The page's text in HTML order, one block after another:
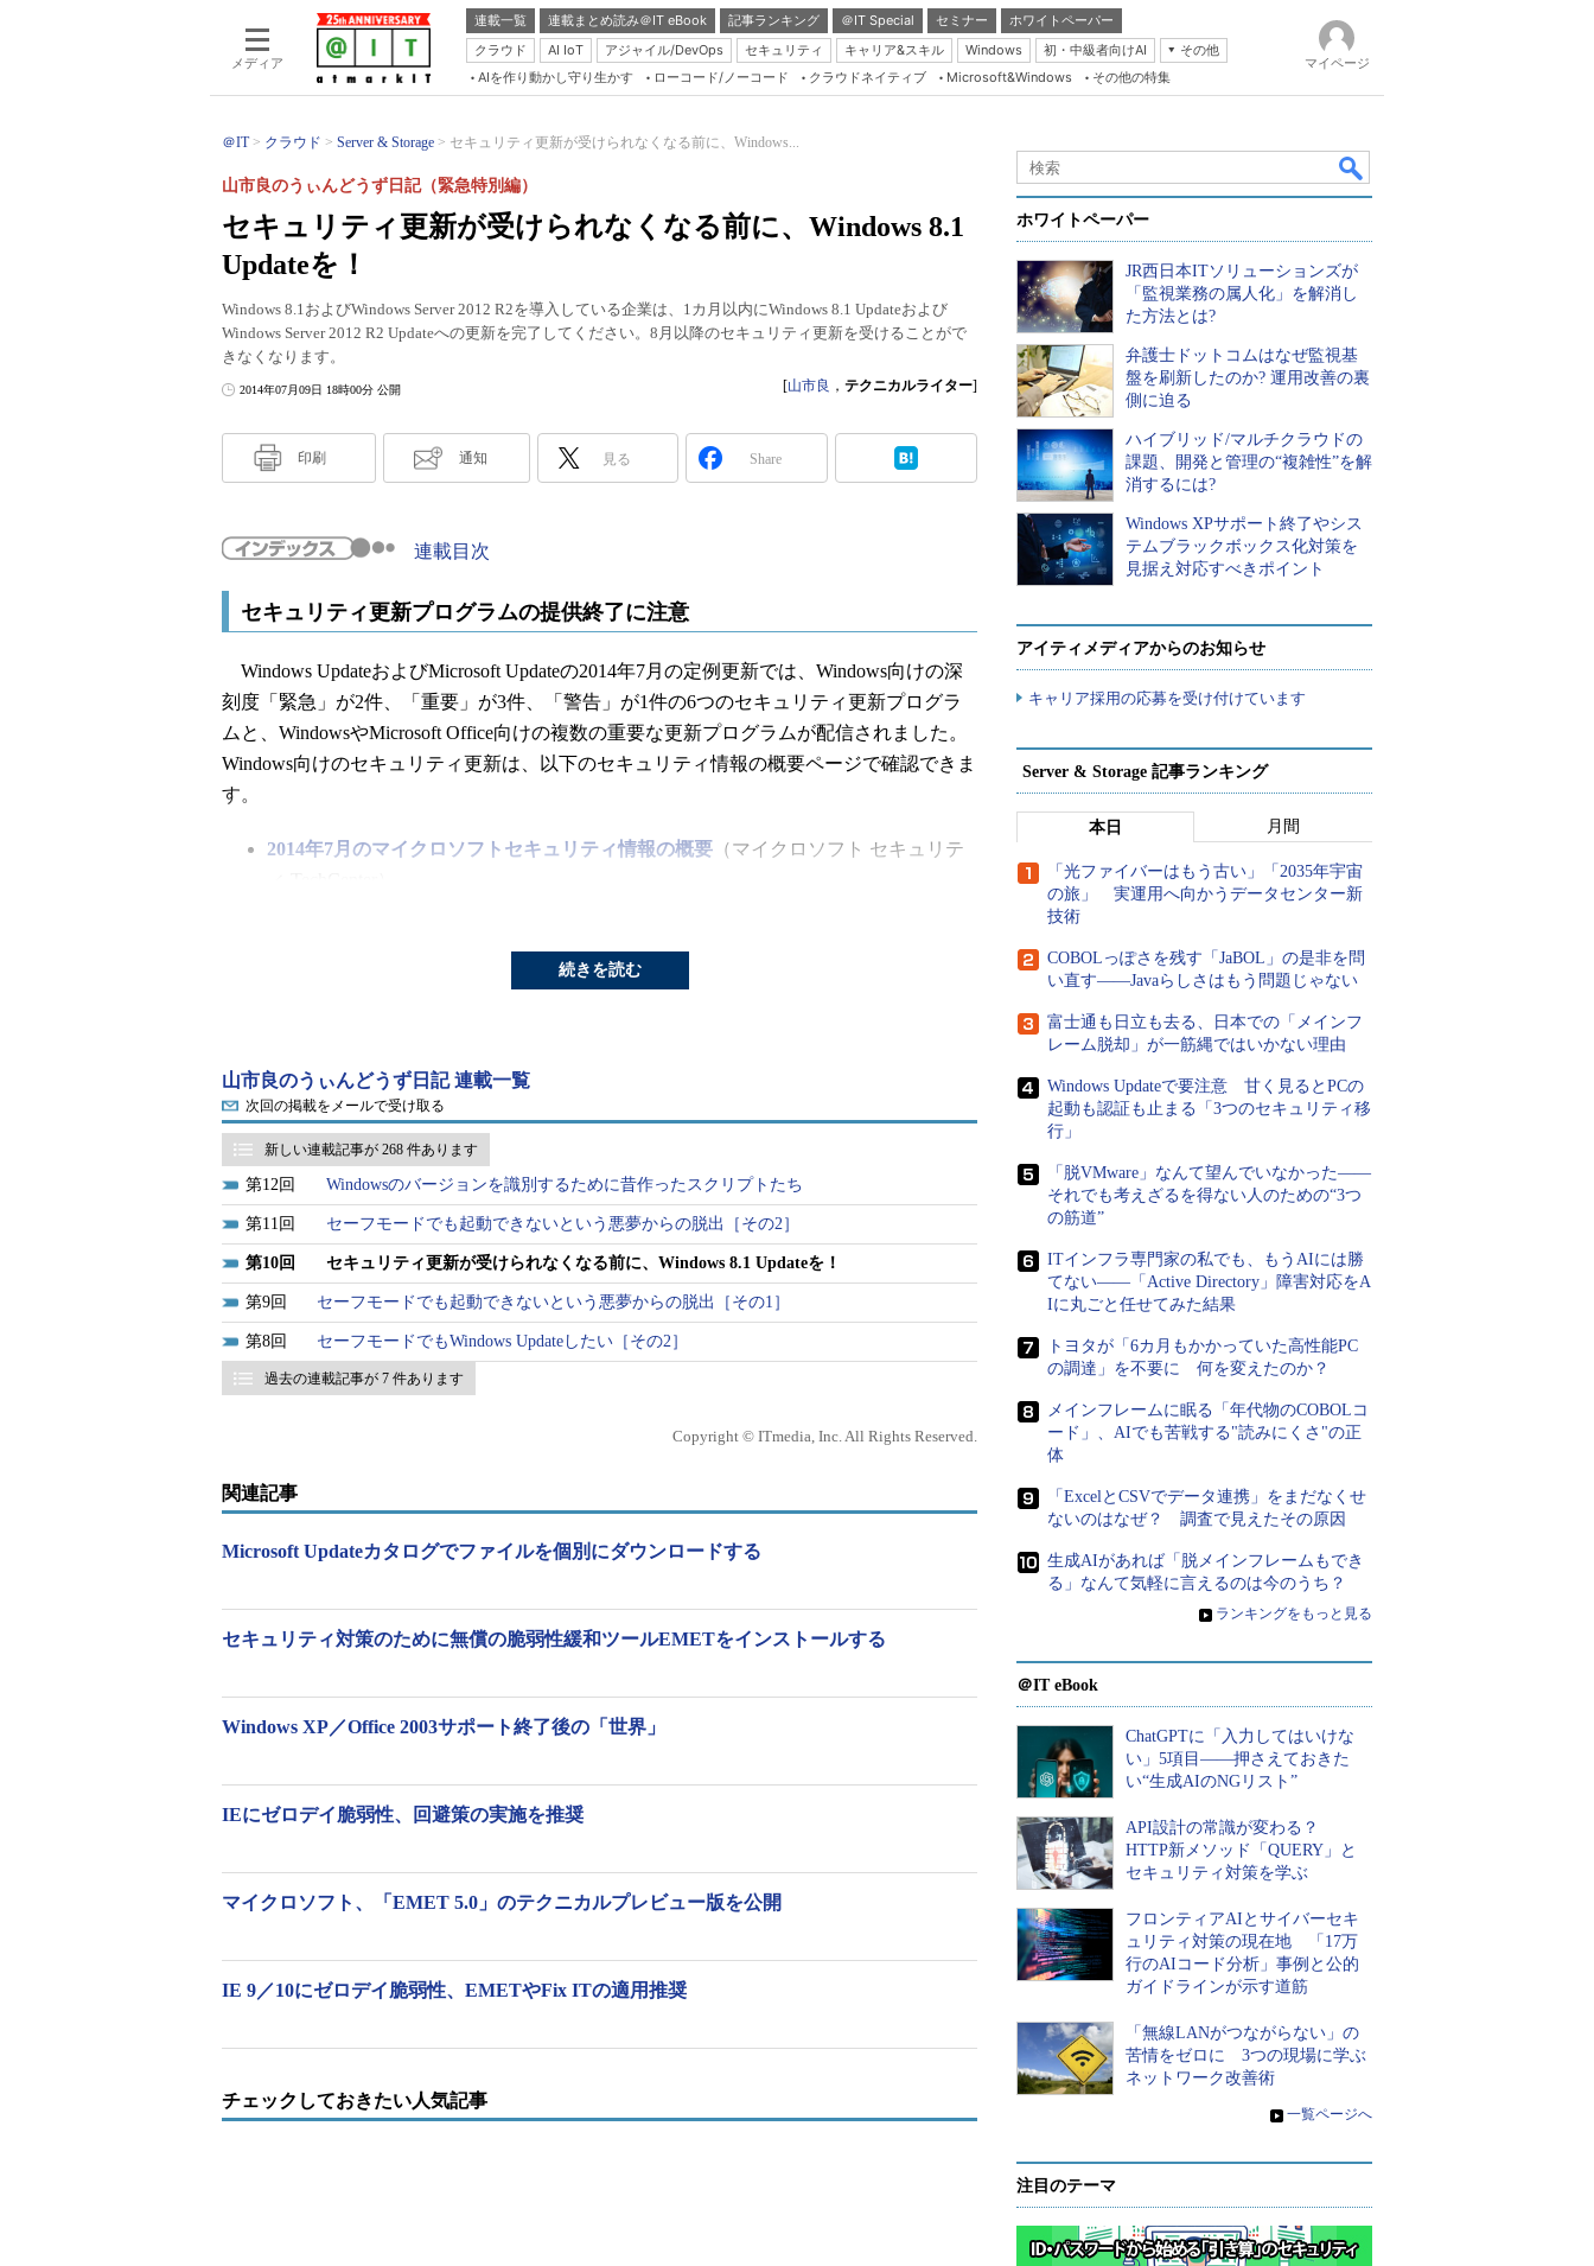
メディア
連載一覧 連載まとめ読み＠IT eBook 記事ランキング ＠IT Special セミナー
ホワイトペーパー
クラウド
AI IoT アジャイル/DevOps セキュリティ キャリア&スキル Windows 初・中級者向けAI
その他
Server & Storage
Java Agile
Database Expert
Linux ＆ OSS
Master of IP Network
Security & Trust
Test & Tools
AIを作り動かし守り生かす ローコード/ノーコード クラウドネイティブ Microsoft&Windows その他の特集
マイページ
＠IT クラウド Server & Storage セキュリティ更新が受けられなくなる前に、Windows...
セキュリティ更新が受けられなくなる前に、Windows 8.1
Updateを！
山市良のうぃんどうず日記（緊急特別編）
Windows 8.1およびWindows Server 2012 R2を導入している企業は、1カ月以内にWindows 8.1 Updateおよび
Windows Server 2012 R2 Updateへの更新を完了してください。8月以降のセキュリティ更新を受けることがで
きなくなります。
2014年07月09日 18時00分 公開 [山市良 ， テクニカルライター]
印刷 通知 見る Share
連載目次
セキュリティ更新プログラムの提供終了に注意
Windows UpdateおよびMicrosoft Updateの2014年7月の定例更新では、Windows向けの深
刻度「緊急」が2件、「重要」が3件、「警告」が1件の6つのセキュリティ更新プログラ
ムと、WindowsやMicrosoft Office向けの複数の重要な更新プログラムが配信されました。
Windows向けのセキュリティ更新は、以下のセキュリティ情報の概要ページで確認できま
す。
2014年7月のマイクロソフトセキュリティ情報の概要 （マイクロソフト セキュリテ
ない限り、4月にリリースされた累積的な更新プログラム
いWindows 8.1およびWindows Server 2012 R2向けのセキュリティ更新プログラムの提供
セキュリティ以外のWindows向けの重要な更新プログラムについては、すでに6月で提
供が終了しています。
マイクロソフトは2014年4月、モダンUIの改善などを含む更新プログラム
「KB2919355」を提供しました。この更新プログラムは「Windows 8.1 Update」や
「Windows Server 2012 R2 Update」として知られるもので、2014年3月までにリリースさ
れたセキュリティ更新プログラムおよびセキュリティ以外の更新プログラムを含む累積
的な更新であり、将来の更新プログラムを受けるための前提にもなります（画面1）。
Windows RT 8.1, Windows 8.1, and Windows Server 2012 R2 Update: April 2014
6月、7月の“セキュリティ更新はなかった”は危険
グラムの“前提”になるとのことでした。しかし、更新が失敗するというトラブルの報告
供を継続する措置が取られました。
続きを読む
山市良のうぃんどうず日記 連載一覧
次回の掲載をメールで受け取る
新しい連載記事が 268 件あります
12 Windowsのバージョンを識別するために昔作ったスクリプトたち
11 セーフモードでも起動できないという悪夢からの脱出［その2］
10 セキュリティ更新が受けられなくなる前に、Windows 8.1 Updateを！
9 セーフモードでも起動できないという悪夢からの脱出［その1］
8 セーフモードでもWindows Updateしたい［その2］
過去の連載記事が 7 件あります
Copyright © ITmedia, Inc. All Rights Reserved.
関連記事
Microsoft Updateカタログでファイルを個別にダウンロードする
セキュリティ対策のために無償の脆弱性緩和ツールEMETをインストールする
Windows XP／Office 2003サポート終了後の「世界」
IEにゼロデイ脆弱性、回避策の実施を推奨
マイクロソフト、「EMET 5.0」のテクニカルプレビュー版を公開
IE 9／10にゼロデイ脆弱性、EMETやFix ITの適用推奨
チェックしておきたい人気記事
ホワイトペーパー
JR西日本ITソリューションズが
「監視業務の属人化」を解消し
た方法とは?
弁護士ドットコムはなぜ監視基
盤を刷新したのか? 運用改善の裏
側に迫る
ハイブリッド/マルチクラウドの
課題、開発と管理の“複雑性”を解
消するには?
Windows XPサポート終了やシス
テムブラックボックス化対策を
見据え対応すべきポイント
アイティメディアからのお知らせ
キャリア採用の応募を受け付けています
Server & Storage 記事ランキング
本日 月間
「光ファイバーはもう古い」「2035年宇宙
の旅」 実運用へ向かうデータセンター新
技術
COBOLっぽさを残す「JaBOL」の是非を問
い直す――Javaらしさはもう問題じゃない
富士通も日立も去る、日本での「メインフ
レーム脱却」が一筋縄ではいかない理由
Windows Updateで要注意 甘く見るとPCの
起動も認証も止まる「3つのセキュリティ移
行」
「脱VMware」なんて望んでいなかった――
それでも考えざるを得ない人のための“3つ
の筋道”
ITインフラ専門家の私でも、もうAIには勝
てない――「Active Directory」障害対応をA
Iに丸ごと任せてみた結果
トヨタが「6カ月もかかっていた高性能PC
の調達」を不要に 何を変えたのか？
メインフレームに眠る「年代物のCOBOLコ
ード」、AIでも苦戦する"読みにくさ"の正
体
「ExcelとCSVでデータ連携」をまだなくせ
ないのはなぜ？ 調査で見えたその原因
生成AIがあれば「脱メインフレームもでき
る」なんて気軽に言えるのは今のうち？
» ランキングをもっと見る
＠IT eBook
ChatGPTに「入力してはいけな
い」5項目――押さえておきた
い“生成AIのNGリスト”
API設計の常識が変わる？
HTTP新メソッド「QUERY」と
セキュリティ対策を学ぶ
フロンティアAIとサイバーセキ
ュリティ対策の現在地 「17万
行のAIコード分析」事例と公的
ガイドラインが示す道筋
「無線LANがつながらない」の
苦情をゼロに 3つの現場に学ぶ
ネットワーク改善術
» 一覧ページへ
注目のテーマ